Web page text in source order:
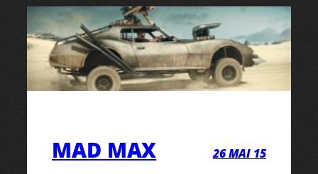
MAD MAX 26 MAI 15